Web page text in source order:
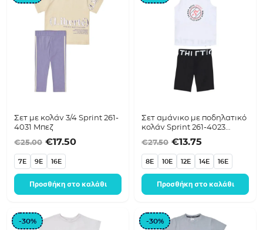
Σετ με κολάν 3/4 Sprint 261-
4031 Μπεζ
€25.00 Original price was: €25.00.
€17.50Η τρέχουσα τιμή είναι: €17.50.
7E 9E 16E
Προσθήκη στο καλάθι
Σετ αμάνικο με ποδηλατικό
κολάν Sprint 261-4023
€27.50 Original price
€13.75
8E 10E 12E 14E 16E
Προσθήκη στο καλάθι
-30% -30%